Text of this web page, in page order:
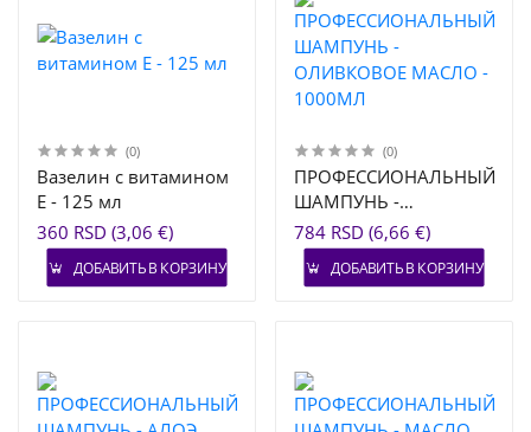
(0)
Вазелин с витамином
Е - 125 мл
360 RSD (3,06 €)
ДОБАВИТЬ В КОРЗИНУ
(0)
ПРОФЕССИОНАЛЬНЫЙ
ШАМПУНЬ -
ОЛИВКОВОЕ МАСЛО -
1000МЛ
784 RSD (6,66 €)
ДОБАВИТЬ В КОРЗИНУ